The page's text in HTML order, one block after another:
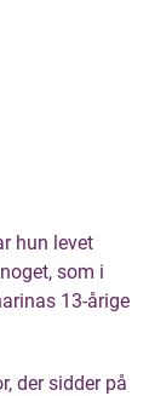
hun levet
som i
13-årige
der sidder på